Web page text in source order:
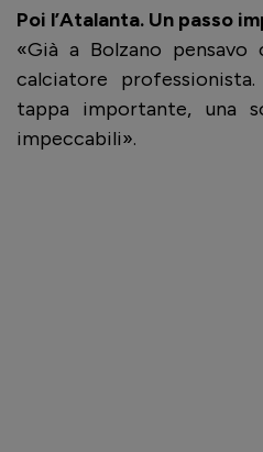
Poi l’Atalanta. Un passo
«Già a Bolzano
calciatore
tappa importante, una
impeccabili».